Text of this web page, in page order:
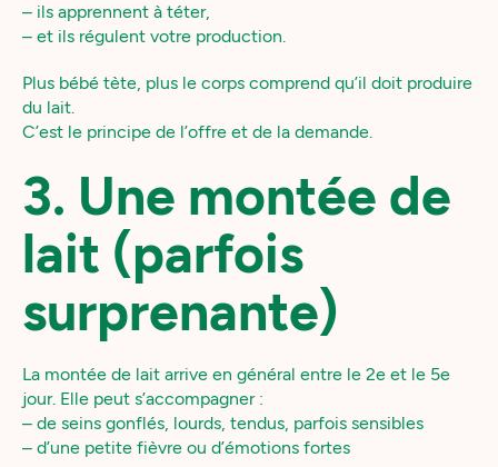
– ils apprennent à téter,
– et ils régulent votre production.
Plus bébé tète, plus le corps comprend qu’il doit produire
du lait.
C’est le principe de l’offre et de la demande.
3. Une montée de
lait (parfois
surprenante)
La montée de lait arrive en général entre le 2e et le 5e
jour. Elle peut s’accompagner :
– de seins gonflés, lourds, tendus, parfois sensibles
– d’une petite fièvre ou d’émotions fortes